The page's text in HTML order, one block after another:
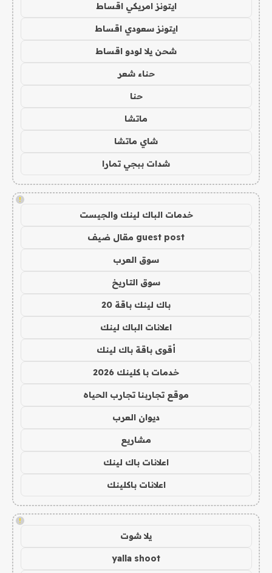
ايتونز امريكي اقساط
ايتونز سعودي اقساط
شحن يلا لودو اقساط
حناء شعر
حنا
ماتشا
شاي ماتشا
شدات ببجي تمارا
!
خدمات الباك لينك والجيست
guest post مقال ضيف
سوق العرب
سوق التاريخ
باك لينك باقة 20
اعلانات الباك لينك
أقوى باقة باك لينك
خدمات با كلينك 2026
موقع تجاربنا تجارب الحياه
ديوان العرب
مشاريع
اعلانات باك لينك
اعلانات باكلينك
!
يلا شوت
yalla shoot